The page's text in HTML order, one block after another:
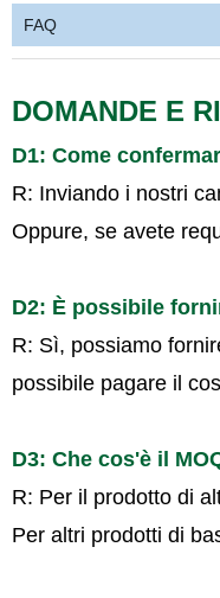
FAQ
DOMANDE E
D1: Come
R: Inviando i nostri
Oppure, se avete
D2: È possibile
R: Sì, possiamo
possibile pagare il
D3: Che cos'è il
R: Per il prodotto di
Per altri prodotti di